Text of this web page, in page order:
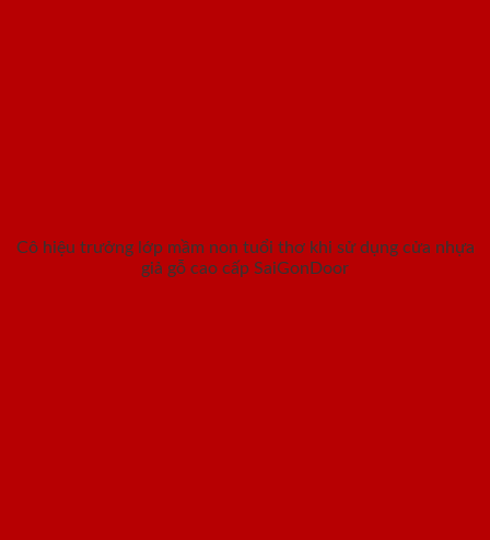
Cô hiệu trưởng lớp mầm non tuổi thơ khi sử dụng cửa nhựa
giả gỗ cao cấp SaiGonDoor